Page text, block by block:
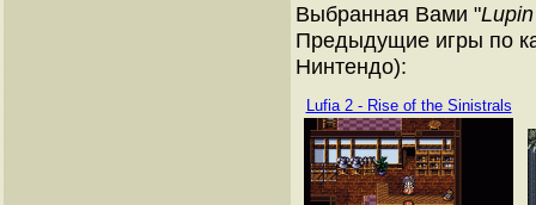
Выбранная Вами "
Предыдущие игры по
Нинтендо):
Lufia 2 - Rise of the Sinistrals